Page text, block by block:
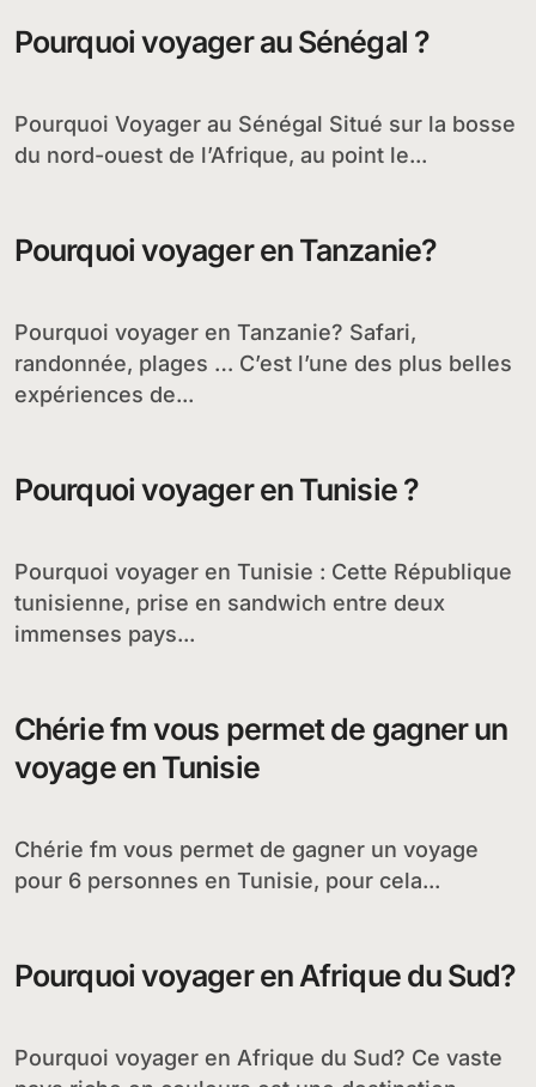
Pourquoi voyager au Sénégal ?
Pourquoi Voyager au Sénégal Situé sur la bosse
du nord-ouest de l’Afrique, au point le...
Pourquoi voyager en Tanzanie?
Pourquoi voyager en Tanzanie? Safari,
randonnée, plages … C’est l’une des plus belles
expériences de...
Pourquoi voyager en Tunisie ?
Pourquoi voyager en Tunisie : Cette République
tunisienne, prise en sandwich entre deux
immenses pays...
Chérie fm vous permet de gagner un
voyage en Tunisie
Chérie fm vous permet de gagner un voyage
pour 6 personnes en Tunisie, pour cela...
Pourquoi voyager en Afrique du Sud?
Pourquoi voyager en Afrique du Sud? Ce vaste